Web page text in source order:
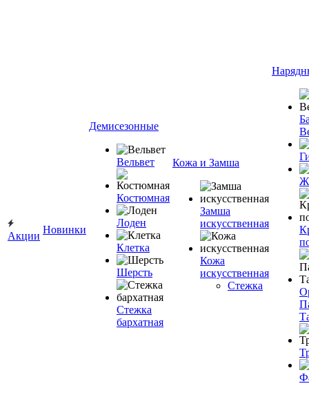
Акции
Новинки
Демисезонные
Вельвет
Костюмная
Лоден
Клетка
Шерсть
Стежка
бархатная
Кожа и Замша
Замша
искусственная
Кожа
искусственная
Стежка